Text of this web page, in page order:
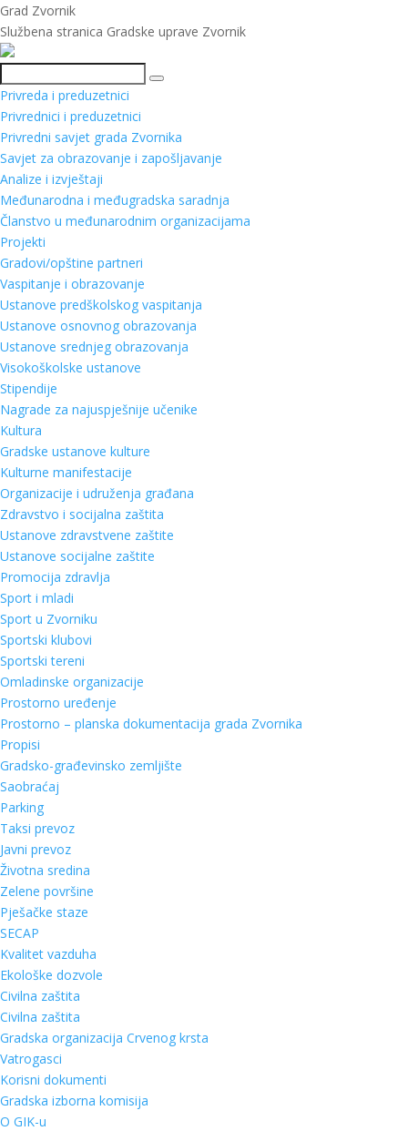
Grad Zvornik
Službena stranica Gradske uprave Zvornik
Pretraga
Privreda i preduzetnici
Privrednici i preduzetnici
Privredni savjet grada Zvornika
Savjet za obrazovanje i zapošljavanje
Analize i izvještaji
Međunarodna i međugradska saradnja
Članstvo u međunarodnim organizacijama
Projekti
Gradovi/opštine partneri
Vaspitanje i obrazovanje
Ustanove predškolskog vaspitanja
Ustanove osnovnog obrazovanja
Ustanove srednjeg obrazovanja
Visokoškolske ustanove
Stipendije
Nagrade za najuspješnije učenike
Kultura
Gradske ustanove kulture
Kulturne manifestacije
Organizacije i udruženja građana
Zdravstvo i socijalna zaštita
Ustanove zdravstvene zaštite
Ustanove socijalne zaštite
Promocija zdravlja
Sport i mladi
Sport u Zvorniku
Sportski klubovi
Sportski tereni
Omladinske organizacije
Prostorno uređenje
Prostorno – planska dokumentacija grada Zvornika
Propisi
Gradsko-građevinsko zemljište
Saobraćaj
Parking
Taksi prevoz
Javni prevoz
Životna sredina
Zelene površine
Pješačke staze
SECAP
Kvalitet vazduha
Ekološke dozvole
Civilna zaštita
Civilna zaštita
Gradska organizacija Crvenog krsta
Vatrogasci
Korisni dokumenti
Gradska izborna komisija
O GIK-u